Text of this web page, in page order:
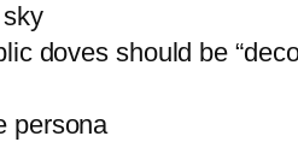
doves should be
persona